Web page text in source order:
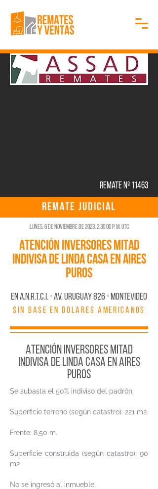
Remate Nº 11463
REMATE JUDICIAL
lunes, 6 de noviembre de 2023, 2:30:00 p. m. UTC
ATENCIÓN INVERSORES MITAD
INDIVISA DE LINDA CASA EN AIRES
PUROS
En A.N.R.T.C.I. - AV. URUGUAY 826 - MONTEVIDEO
SIN BASE EN DOLARES AMERICANOS
ATENCIÓN INVERSORES MITAD
INDIVISA DE LINDA CASA EN AIRES
PUROS
Se subasta el 50% indiviso del padrón.
Superficie terreno (según catastro): 221 m2.
Frente: 8,50 m.
Superficie construida (según catastro): 90
m2
No se ingresó al inmueble.